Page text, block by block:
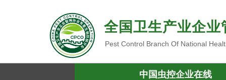
全国卫生产业企
Pest Control Branch Of National
中国虫控企业在线